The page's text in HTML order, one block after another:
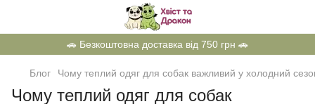
🚗 Безкоштовна доставка від 750 грн 🚗
Блог Чому теплий одяг для собак важливий у холодний
Чому теплий одяг для собак